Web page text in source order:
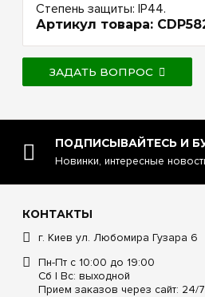
Степень защиты: IP44.
Артикул товара:
ЗАДАТЬ ВОПРОС
ПОДПИСЫВАЙТЕСЬ И
Новинки, интересные
КОНТАКТЫ
г. Киев ул. Любомира Гузара 6
Пн-Пт с 10:00 до 19:00
Сб | Вс: выходной
Прием заказов через сайт: 24/7